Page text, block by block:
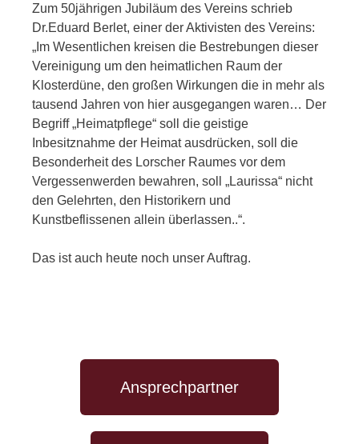
Zum 50jährigen Jubiläum des Vereins schrieb
Dr.Eduard Berlet, einer der Aktivisten des Vereins:
„Im Wesentlichen kreisen die Bestrebungen dieser
Vereinigung um den heimatlichen Raum der
Klosterdüne, den großen Wirkungen die in mehr als
tausend Jahren von hier ausgegangen waren… Der
Begriff „Heimatpflege“ soll die geistige
Inbesitznahme der Heimat ausdrücken, soll die
Besonderheit des Lorscher Raumes vor dem
Vergessenwerden bewahren, soll „Laurissa“ nicht
den Gelehrten, den Historikern und
Kunstbeflissenen allein überlassen..“.
Das ist auch heute noch unser Auftrag.
Ansprechpartner